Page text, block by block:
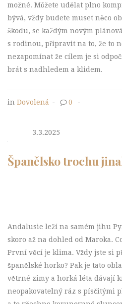
možné. Můžete udělat plno
bývá, vždy budete muset něco
škodu, se každým novým
s rodinou, připravit na to, že to
nezapomínat že cílem je si
brát s nadhledem a klidem.
in Dovolená - 0 -
3.3.2025
Španělsko trochu
Andalusie leží na samém jihu
skoro až na dohled od Maroka.
První věcí je klima. Vždy jste si
španělské horko? Pak je tato
větrné zimy a horká léta dávají
neopakovatelný ráz s písčitými